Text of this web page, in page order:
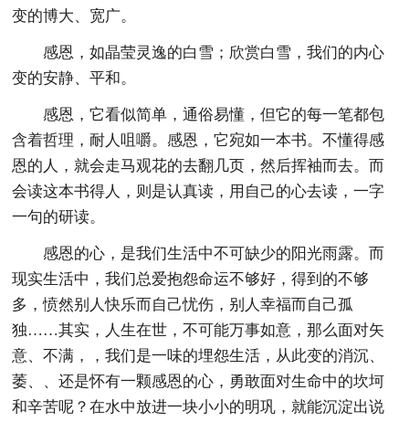
变的博大、宽广。
感恩，如晶莹灵逸的白雪；欣赏白雪，我们的内心
变的安静、平和。
感恩，它看似简单，通俗易懂，但它的每一笔都包
含着哲理，耐人咀嚼。感恩，它宛如一本书。不懂得感
恩的人，就会走马观花的去翻几页，然后挥袖而去。而
会读这本书得人，则是认真读，用自己的心去读，一字
一句的研读。
感恩的心，是我们生活中不可缺少的阳光雨露。而
现实生活中，我们总爱抱怨命运不够好，得到的不够
多，愤然别人快乐而自己忧伤，别人幸福而自己孤
独……其实，人生在世，不可能万事如意，那么面对矢
意、不满，，我们是一味的埋怨生活，从此变的消沉、
萎、、还是怀有一颗感恩的心，勇敢面对生命中的坎坷
和辛苦呢？在水中放进一块小小的明巩，就能沉淀出说